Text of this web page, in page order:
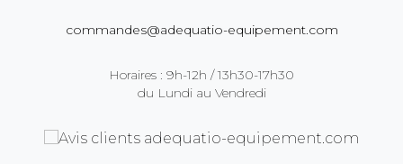
commandes@adequatio-equipement.com
Horaires : 9h-12h / 13h30-17h30
du Lundi au Vendredi